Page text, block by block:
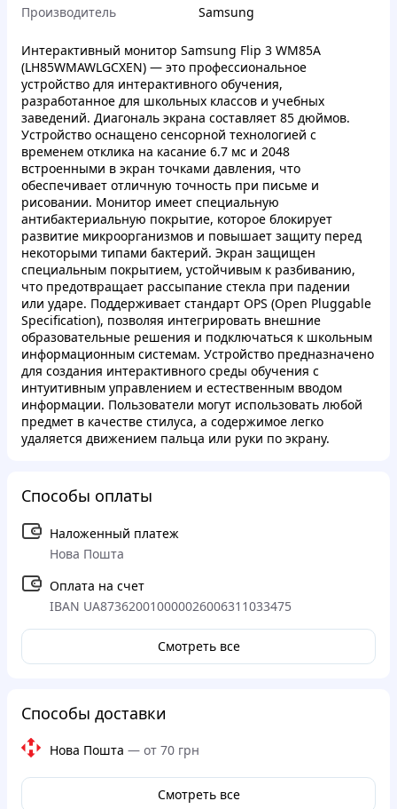
Производитель
Samsung
Интерактивный монитор Samsung Flip 3 WM85A
(LH85WMAWLGCXEN) — это профессиональное
устройство для интерактивного обучения,
разработанное для школьных классов и учебных
заведений. Диагональ экрана составляет 85 дюймов.
Устройство оснащено сенсорной технологией с
временем отклика на касание 6.7 мс и 2048
встроенными в экран точками давления, что
обеспечивает отличную точность при письме и
рисовании. Монитор имеет специальную
антибактериальную покрытие, которое блокирует
развитие микроорганизмов и повышает защиту перед
некоторыми типами бактерий. Экран защищен
специальным покрытием, устойчивым к разбиванию,
что предотвращает рассыпание стекла при падении
или ударе. Поддерживает стандарт OPS (Open Pluggable
Specification), позволяя интегрировать внешние
образовательные решения и подключаться к школьным
информационным системам. Устройство предназначено
для создания интерактивного среды обучения с
интуитивным управлением и естественным вводом
информации. Пользователи могут использовать любой
предмет в качестве стилуса, а содержимое легко
удаляется движением пальца или руки по экрану.
Способы оплаты
Наложенный платеж
Нова Пошта
Оплата на счет
IBAN UA873620010000026006311033475
Смотреть все
Способы доставки
Нова Пошта — от 70 грн
Смотреть все